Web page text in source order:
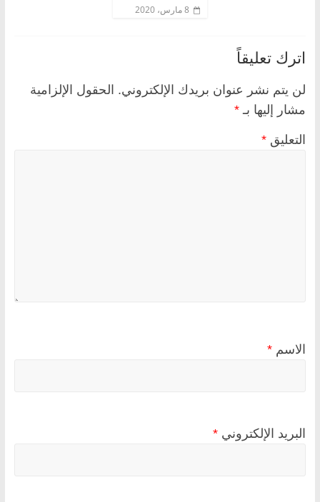
8 مارس، 2020
اترك تعليقاً
لن يتم نشر عنوان بريدك الإلكتروني. الحقول الإلزامية
مشار إليها بـ *
التعليق *
الاسم *
البريد الإلكتروني *